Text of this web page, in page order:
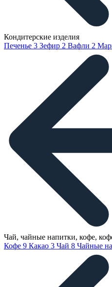
Кондитерские изделия
Печенье 3 Зефир 2 Вафли 2
Чай, чайные напитки, кофе,
Кофе 9 Какао 3 Чай 8 Чайные